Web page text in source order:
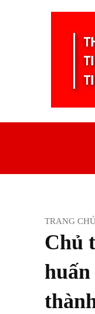
TRANG
Chủ